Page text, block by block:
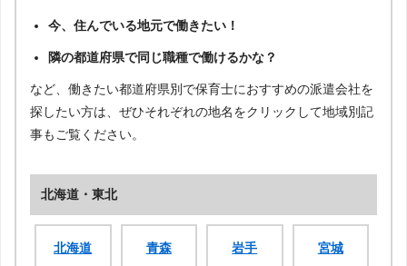
今、住んでいる地元で働きたい！
隣の都道府県で同じ職種で働けるかな？
など、働きたい都道府県別で保育士におすすめの派遣会社を
探したい方は、ぜひそれぞれの地名をクリックして地域別記
事もご覧ください。
北海道・東北
北海道 青森 岩手 宮城